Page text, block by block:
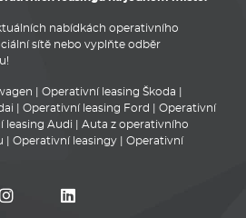
nabídkách operativního
sítě nebo vyplňte odběr
Operativní leasing Škoda
Operativní leasing Ford
Operativní
leasing Audi
Auta z operativního
Operativní leasingy
Operativní